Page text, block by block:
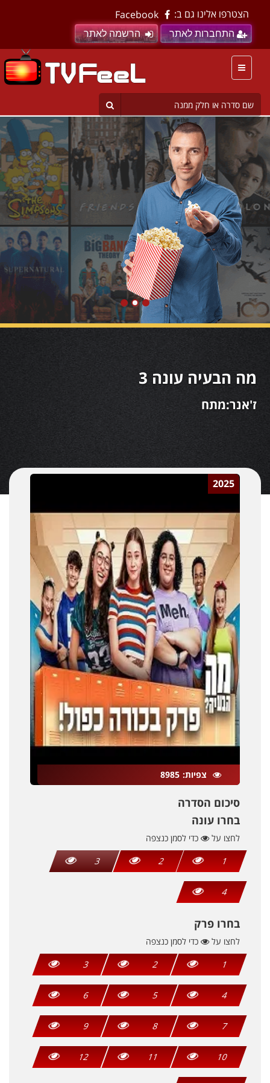
הצטרפו אלינו גם ב: Facebook
התחברות לאתר הרשמה לאתר
מה הבעיה עונה 3
ז'אנר:מתח
2025
צפיות 8985
סיכום הסדרה
בחרו עונה
לחצו על
כדי לסמן כנצפה
1
2
3
4
בחרו פרק
לחצו על
כדי לסמן כנצפה
1
2
3
4
5
6
7
8
9
10
11
12